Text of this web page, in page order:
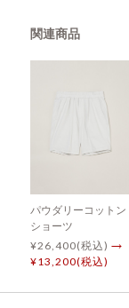
関連商品
パウダリーコットン
ショーツ
¥26,400(税込) →
¥13,200(税込)